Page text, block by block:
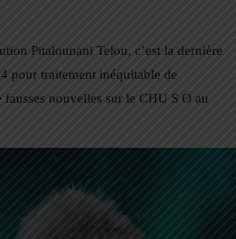
Pitalounani Telou, c’est la dernière
pour traitement inéquitable de
nouvelles sur le CHU S O au